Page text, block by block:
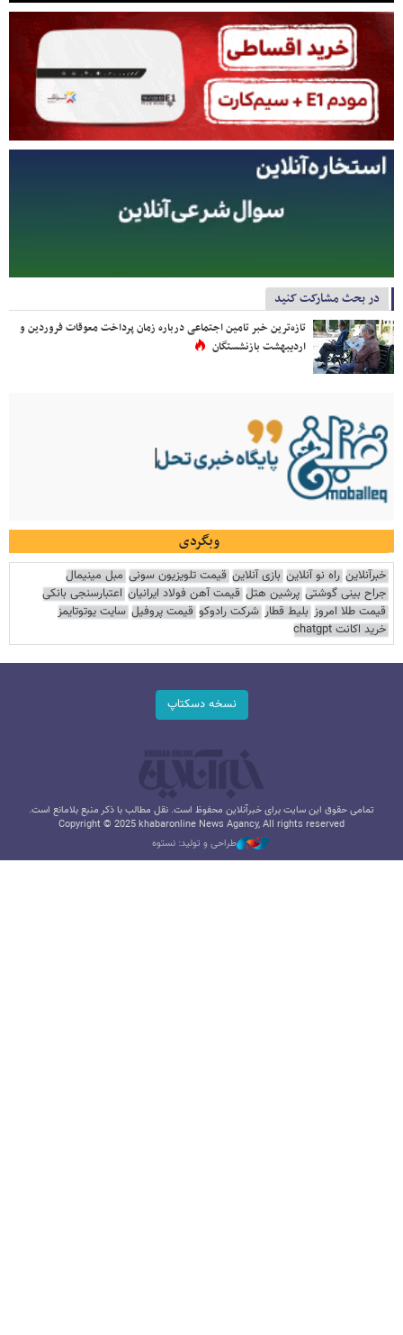
در بحث مشارکت کنید
تازه‌ترین خبر تامین اجتماعی درباره زمان پرداخت معوقات فروردین و
اردیبهشت بازنشستگان
وبگردی
خبرآنلاین راه نو آنلاین بازی آنلاین قیمت تلویزیون سونی مبل مینیمال
جراح بینی گوشتی پرشین هتل قیمت آهن فولاد ایرانیان اعتبارسنجی بانکی
قیمت طلا امروز بلیط قطار شرکت رادوکو قیمت پروفیل سایت یوتوتایمز
خرید اکانت chatgpt
نسخه دسکتاپ
تمامی حقوق این سایت برای خبرآنلاین محفوظ است. نقل مطالب با ذکر منبع بلامانع است.
Copyright © 2025 khabaronline News Agancy, All rights reserved
طراحی و تولید: نستوه